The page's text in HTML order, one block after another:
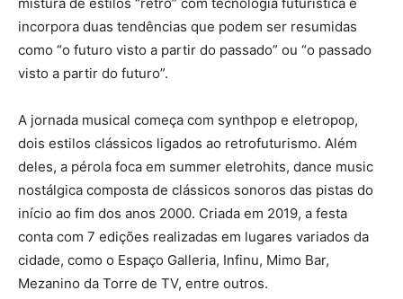
incorpora duas tendências que podem ser resumidas
como “o futuro visto a partir do passado” ou “o passado
visto a partir do futuro”.
A jornada musical começa com synthpop e eletropop,
dois estilos clássicos ligados ao retrofuturismo. Além
deles, a pérola foca em summer eletrohits, dance music
nostálgica composta de clássicos sonoros das pistas do
início ao fim dos anos 2000. Criada em 2019, a festa
conta com 7 edições realizadas em lugares variados da
cidade, como o Espaço Galleria, Infinu, Mimo Bar,
Mezanino da Torre de TV, entre outros.